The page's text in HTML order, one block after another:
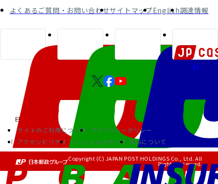
よくあるご質問・お問い合わせサイトマップEnglish調達情報
サイトのご利用について
プライバシーポリシー
アクセシビリティ
ソーシャルメディア RSSについて
Copyright (C) JAPAN POST HOLDINGS Co., Ltd. All
Rights Reserved.